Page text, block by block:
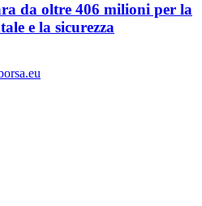
da oltre 406 milioni per la
e la sicurezza